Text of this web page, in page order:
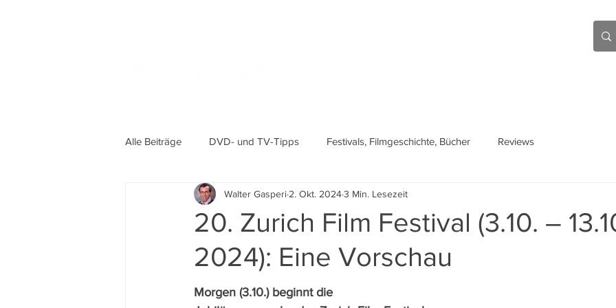
Alle Beiträge DVD- und TV-Tipps Festivals, Filmgeschichte, Bücher Reviews
20. Zurich Film Festival (3.10. –
2024): Eine Vorschau
Walter Gasperi 2. Okt. 20243 Min. Lesezeit
Morgen (3.10.) beginnt die